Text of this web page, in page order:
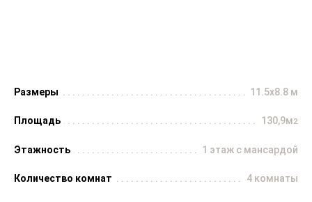
Размеры 11.5x8.8 м
Площадь 130,9м2
Этажность 1 этаж с мансардой
Количество комнат 4 комнаты